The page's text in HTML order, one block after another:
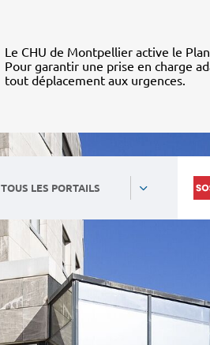
Le CHU de Montpellier active le
Pour garantir une prise en charge
tout déplacement aux urgences.
TOUS LES PORTAILS